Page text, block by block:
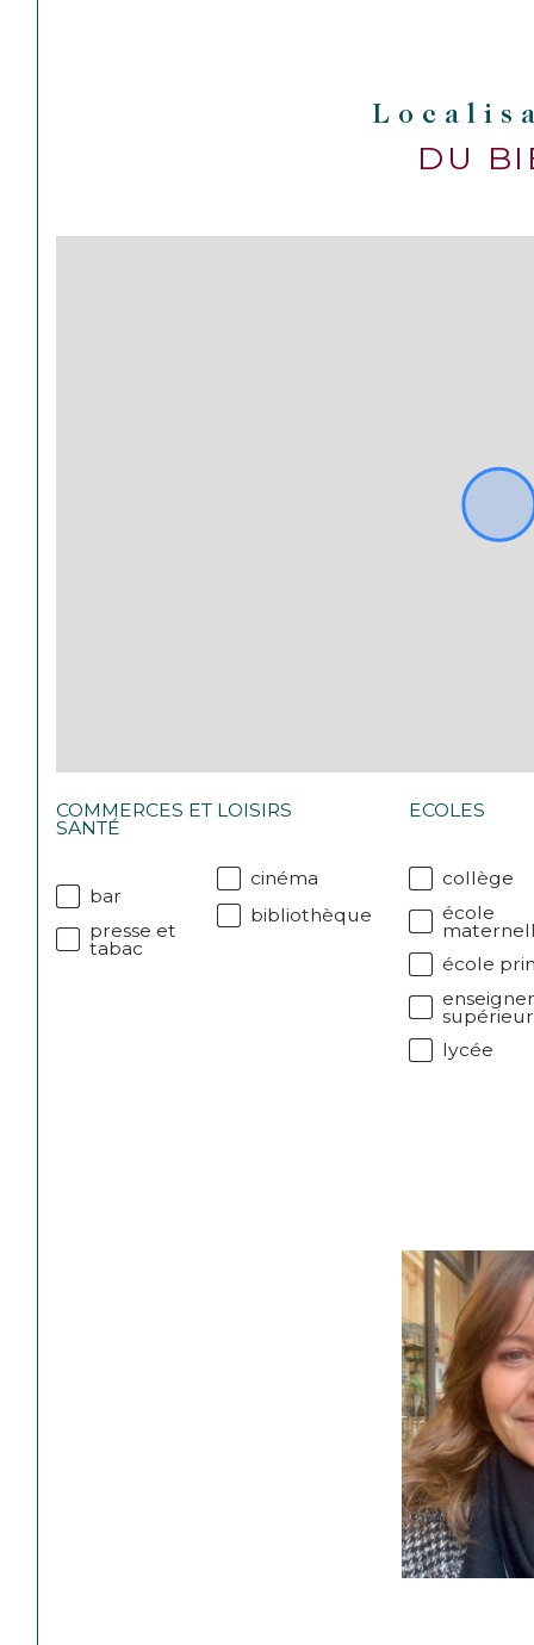
DU
COMMERCES ET
SANTÉ
bar
presse et
tabac
LOISIRS
cinéma
bibliothèque
ECOLES
collège
école
école
supérieur
lycée